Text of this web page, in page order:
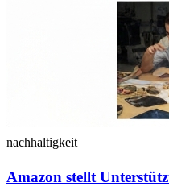
nachhaltigkeit
Amazon stellt